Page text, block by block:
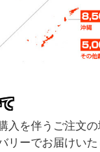
入を伴うご注文の
リーでお届けい